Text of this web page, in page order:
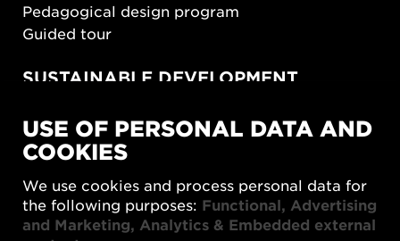
Pedagogical design program
Guided tour
SUSTAINABLE DEVELOPMENT
SUSTAINORDIC
Share Future Living
What Matter_s
USE OF PERSONAL DATA AND
COOKIES
We use cookies and process personal data for
the following purposes: Functional, Advertising
and Marketing, Analytics & Embedded external